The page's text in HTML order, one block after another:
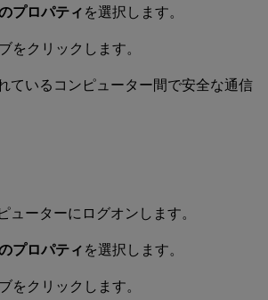
プロパティ を選択します。
をクリックします。
ているコンピューター間で安全な通信
ーターにログオンします。
プロパティ を選択します。
をクリックします。